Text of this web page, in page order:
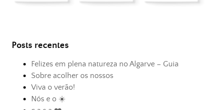
Posts recentes
Felizes em plena natureza no Algarve – Guia
Sobre acolher os nossos
Viva o verão!
Nós e o ☀️